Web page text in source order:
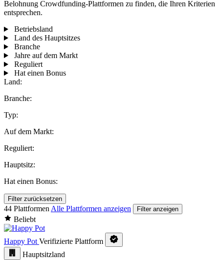
Belohnung Crowdfunding-Plattformen zu finden, die Ihren Kriterien
entsprechen.
Betriebsland
Land des Hauptsitzes
Branche
Jahre auf dem Markt
Reguliert
Hat einen Bonus
Land:
Branche:
Typ:
Auf dem Markt:
Reguliert:
Hauptsitz:
Hat einen Bonus:
Filter zurücksetzen
44 Plattformen Alle Plattformen anzeigen Filter anzeigen
Beliebt
Happy Pot Verifizierte Plattform
Hauptsitzland